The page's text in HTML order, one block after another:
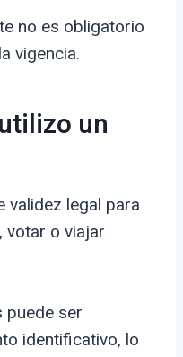
no es obligatorio
vigencia.
un
validez legal para
votar o viajar
puede ser
identificativo, lo